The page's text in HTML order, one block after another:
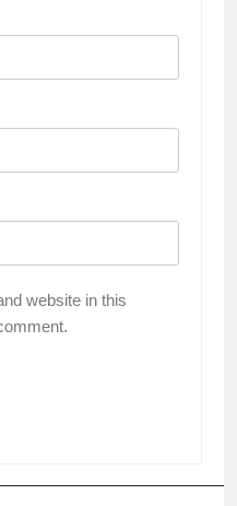
website in this